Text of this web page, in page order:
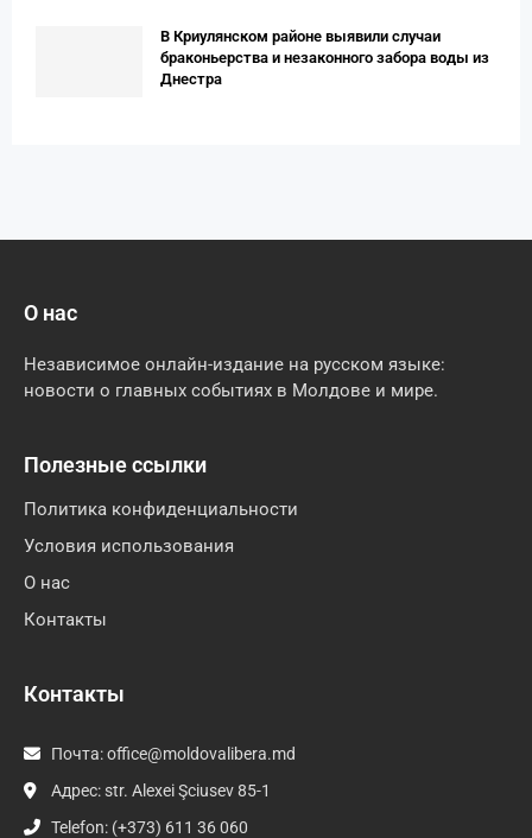
В Криулянском районе выявили случаи
браконьерства и незаконного забора воды из
Днестра
О нас
Независимое онлайн-издание на русском языке:
новости о главных событиях в Молдове и мире.
Полезные ссылки
Политика конфиденциальности
Условия использования
О нас
Контакты
Контакты
Почта:office@moldovalibera.md
Адрес: str. Alexei Şciusev 85-1
Telefon: (+373) 611 36 060